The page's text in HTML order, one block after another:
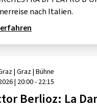
nach Italien.
| Graz| Bühne
| 20:00 - 22:15
Berlioz: La